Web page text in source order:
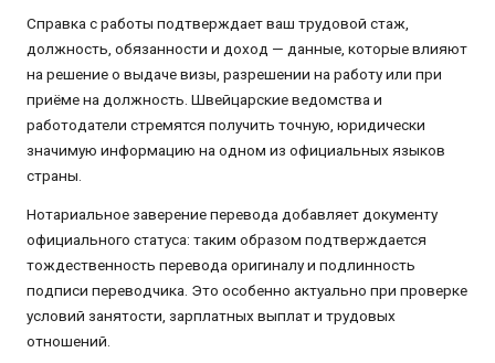
Справка с работы подтверждает ваш трудовой стаж,
должность, обязанности и доход — данные, которые влияют
на решение о выдаче визы, разрешении на работу или при
приёме на должность. Швейцарские ведомства и
работодатели стремятся получить точную, юридически
значимую информацию на одном из официальных языков
страны.
Нотариальное заверение перевода добавляет документу
официального статуса: таким образом подтверждается
тождественность перевода оригиналу и подлинность
подписи переводчика. Это особенно актуально при проверке
условий занятости, зарплатных выплат и трудовых
отношений.